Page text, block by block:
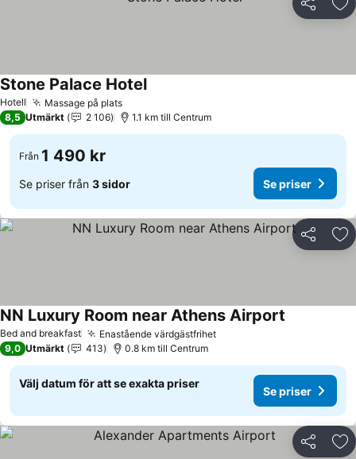
Dela
Hotell Massage på plats
Stone Palace Hotel
8,5 Utmärkt 2 106 1.1 km till Centrum
Från 1 490 kr
Se priser från 3 sidor Se priser
Dela
Bed and breakfast Enastående värdgästfrihet
NN Luxury Room near Athens Airport
9,0 Utmärkt 413 0.8 km till Centrum
Välj datum för att se exakta priser
Se priser
Dela